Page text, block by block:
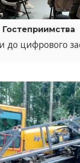
до цифрового